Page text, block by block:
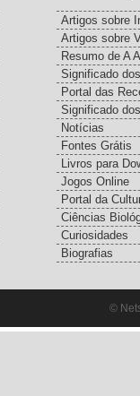
Artigos sobre
Artigos sobre
Resumo de A
Significado
Portal das
Significado
Notícias
Fontes Grátis
Livros para
Jogos Online
Portal da
Ciências
Curiosidades
Biografias
©